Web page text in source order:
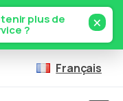
plus de
? ×
Français